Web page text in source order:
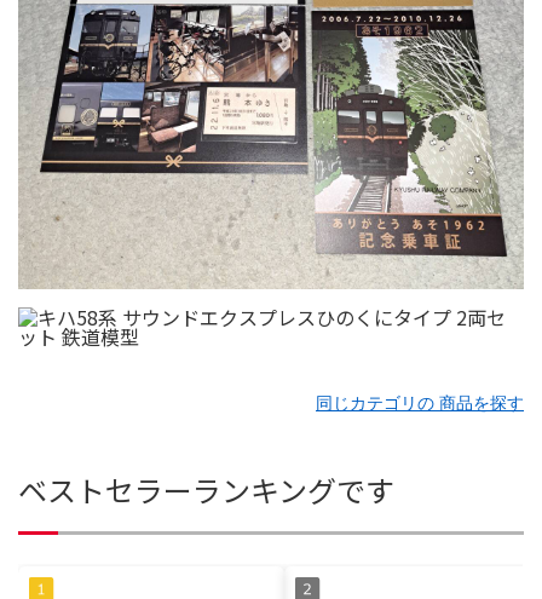
同じカテゴリの 商品を探す
ベストセラーランキングです